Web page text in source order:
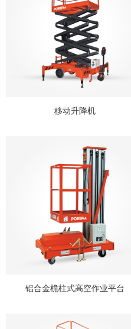
移动升降机
铝合金桅柱式高空作业平台